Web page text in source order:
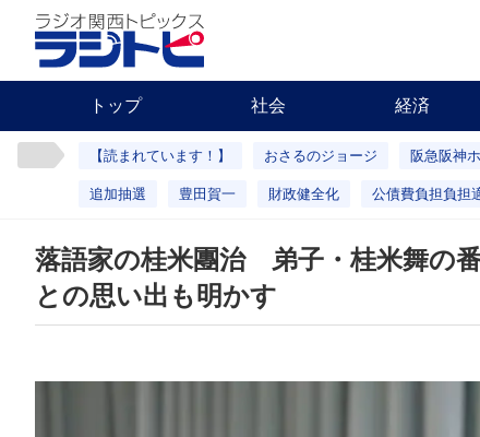
トップ 社会 経済
【読まれています！】 おさるのジョージ 阪急阪神
追加抽選 豊田賀一 財政健全化 公債費負担負担
落語家の桂米團治 弟子・桂米舞の
との思い出も明かす